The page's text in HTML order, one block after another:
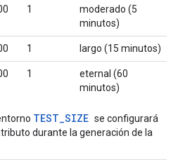
1
moderado (5
minutos)
1 largo (15 minutos)
1
eternal (60
minutos)
TEST_SIZE se configurará
durante la generación de la